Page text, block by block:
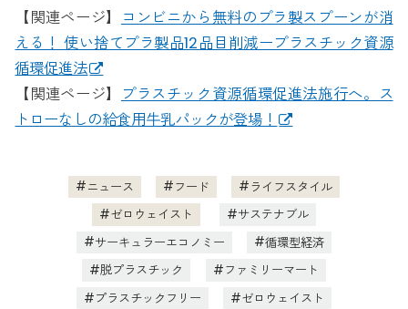
【関連ページ】
コンビニから無料のプラ製スプーンが消
える！ 使い捨てプラ製品12品目削減ープラスチック資源
循環促進法
【関連ページ】
プラスチック資源循環促進法施行へ。ス
トローなしの給食用牛乳パックが登場！
ニュース フード
ライフスタイル
ゼロウェイスト
サステナブル
サーキュラーエコノミー
循環型経済
脱プラスチック
ファミリーマート
プラスチックフリー
ゼロウェイスト